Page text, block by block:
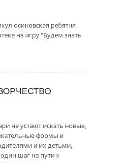
осиновская ребятня
на игру "Будем знать
не устают искать новые,
формы и
и их детьми,
шаг на пути к